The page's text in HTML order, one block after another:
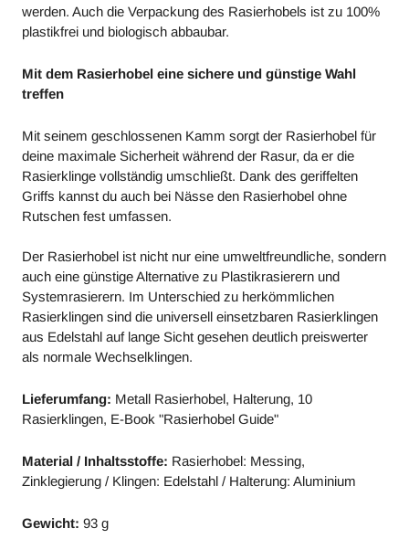
werden. Auch die Verpackung des Rasierhobels ist zu 100%
plastikfrei und biologisch abbaubar.
Mit dem Rasierhobel eine sichere und günstige Wahl
treffen
Mit seinem geschlossenen Kamm sorgt der Rasierhobel für
deine maximale Sicherheit während der Rasur, da er die
Rasierklinge vollständig umschließt. Dank des geriffelten
Griffs kannst du auch bei Nässe den Rasierhobel ohne
Rutschen fest umfassen.
Der Rasierhobel ist nicht nur eine umweltfreundliche, sondern
auch eine günstige Alternative zu Plastikrasierern und
Systemrasierern. Im Unterschied zu herkömmlichen
Rasierklingen sind die universell einsetzbaren Rasierklingen
aus Edelstahl auf lange Sicht gesehen deutlich preiswerter
als normale Wechselklingen.
Lieferumfang: Metall Rasierhobel, Halterung, 10
Rasierklingen, E-Book "Rasierhobel Guide"
Material / Inhaltsstoffe: Rasierhobel: Messing,
Zinklegierung / Klingen: Edelstahl / Halterung: Aluminium
Gewicht: 93 g